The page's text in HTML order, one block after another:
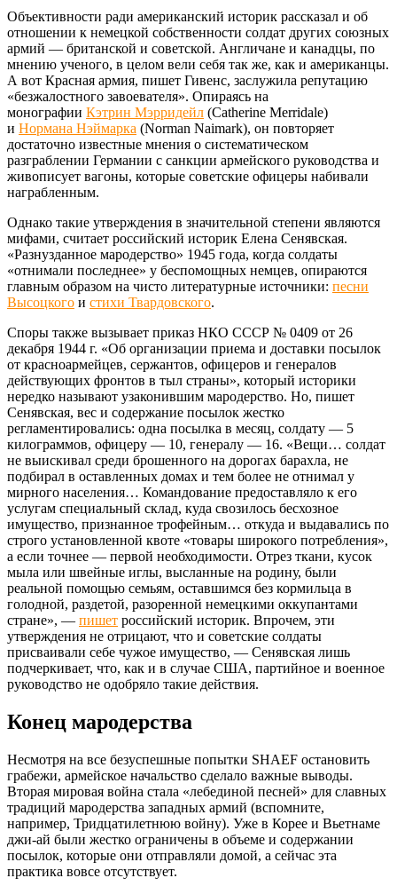
Объективности ради американский историк рассказал и об
отношении к немецкой собственности солдат других союзных
армий — британской и советской. Англичане и канадцы, по
мнению ученого, в целом вели себя так же, как и американцы.
А вот Красная армия, пишет Гивенс, заслужила репутацию
«безжалостного завоевателя». Опираясь на
монографии Кэтрин Мэрридейл (Catherine Merridale)
и Нормана Нэймарка (Norman Naimark), он повторяет
достаточно известные мнения о систематическом
разграблении Германии с санкции армейского руководства и
живописует вагоны, которые советские офицеры набивали
награбленным.
Однако такие утверждения в значительной степени являются
мифами, считает российский историк Елена Сенявская.
«Разнузданное мародерство» 1945 года, когда солдаты
«отнимали последнее» у беспомощных немцев, опираются
главным образом на чисто литературные источники: песни
Высоцкого и стихи Твардовского.
Споры также вызывает приказ НКО СССР № 0409 от 26
декабря 1944 г. «Об организации приема и доставки посылок
от красноармейцев, сержантов, офицеров и генералов
действующих фронтов в тыл страны», который историки
нередко называют узаконившим мародерство. Но, пишет
Сенявская, вес и содержание посылок жестко
регламентировались: одна посылка в месяц, солдату — 5
килограммов, офицеру — 10, генералу — 16. «Вещи… солдат
не выискивал среди брошенного на дорогах барахла, не
подбирал в оставленных домах и тем более не отнимал у
мирного населения… Командование предоставляло к его
услугам специальный склад, куда свозилось бесхозное
имущество, признанное трофейным… откуда и выдавались по
строго установленной квоте «товары широкого потребления»,
а если точнее — первой необходимости. Отрез ткани, кусок
мыла или швейные иглы, высланные на родину, были
реальной помощью семьям, оставшимся без кормильца в
голодной, раздетой, разоренной немецкими оккупантами
стране», — пишет российский историк. Впрочем, эти
утверждения не отрицают, что и советские солдаты
присваивали себе чужое имущество, — Сенявская лишь
подчеркивает, что, как и в случае США, партийное и военное
руководство не одобряло такие действия.
Конец мародерства
Несмотря на все безуспешные попытки SHAEF остановить
грабежи, армейское начальство сделало важные выводы.
Вторая мировая война стала «лебединой песней» для славных
традиций мародерства западных армий (вспомните,
например, Тридцатилетнюю войну). Уже в Корее и Вьетнаме
джи-ай были жестко ограничены в объеме и содержании
посылок, которые они отправляли домой, а сейчас эта
практика вовсе отсутствует.